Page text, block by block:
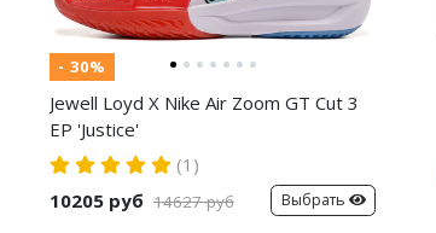
- 30%
Jewell Loyd X Nike Air Zoom GT Cut 3
EP 'Justice'
(1)
10205 руб 14627 руб Выбрать